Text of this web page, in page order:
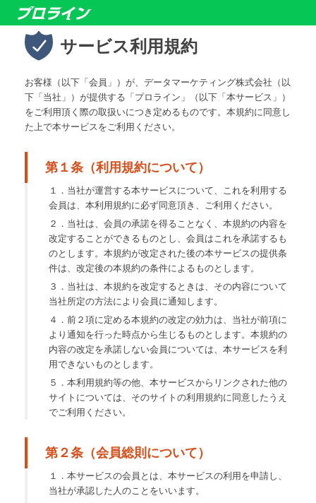
サービス利用規約
お客様（以下「会員」）が、データマーケティング株式会社（以
下「当社」）が提供する「プロライン」（以下「本サービス」）
をご利用頂く際の取扱いにつき定めるものです。本規約に同意し
た上で本サービスをご利用ください。
第１条（利用規約について）
１．当社が運営する本サービスについて、これを利用する
会員は、本利用規約に必ず同意頂き、ご利用ください。
２．当社は、会員の承諾を得ることなく、本規約の内容を
改定することができるものとし、会員はこれを承諾するも
のとします。本規約が改定された後の本サービスの提供条
件は、改定後の本規約の条件によるものとします。
３．当社は、本規約を改定するときは、その内容について
当社所定の方法により会員に通知します。
４．前２項に定める本規約の改定の効力は、当社が前項に
より通知を行った時点から生じるものとします。本規約の
内容の改定を承諾しない会員については、本サービスを利
用できないものとします。
５．本利用規約等の他、本サービスからリンクされた他の
サイトについては、そのサイトの利用規約に同意したうえ
でご利用ください。
第２条（会員総則について）
１．本サービスの会員とは、本サービスの利用を申請し、
当社が承認した人のことをいいます。